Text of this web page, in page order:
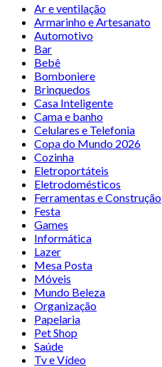
Ar e ventilação
Armarinho e Artesanato
Automotivo
Bar
Bebê
Bomboniere
Brinquedos
Casa Inteligente
Cama e banho
Celulares e Telefonia
Copa do Mundo 2026
Cozinha
Eletroportáteis
Eletrodomésticos
Ferramentas e Construção
Festa
Games
Informática
Lazer
Mesa Posta
Móveis
Mundo Beleza
Organização
Papelaria
Pet Shop
Saúde
Tv e Vídeo